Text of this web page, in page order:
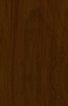
アン
の公式
ポ）」。
ーブ牛の
ーも豊富
みのお客